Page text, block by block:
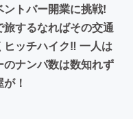
トバー開業に挑戦!
するなればその交通
ッチハイク‼ 一人は
ナンパ数は数知れず
！